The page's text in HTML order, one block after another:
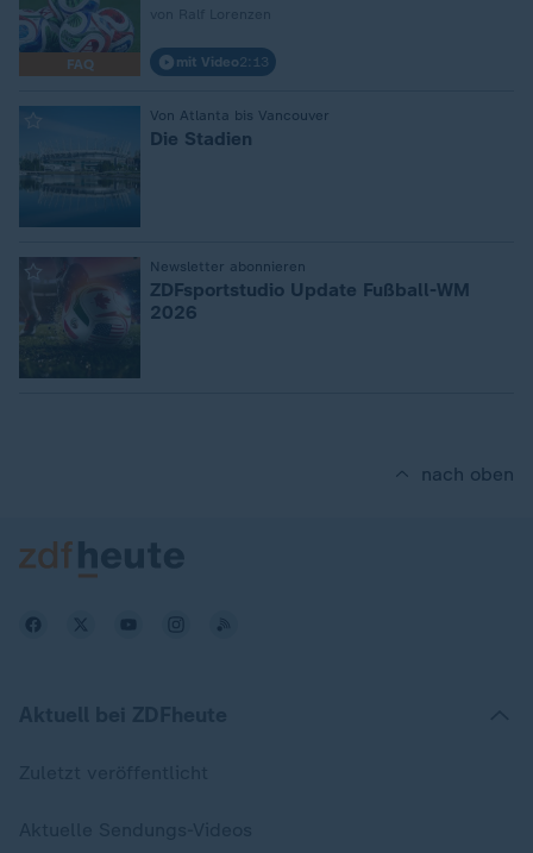
FAQ mit Video2:13
Von Atlanta bis Vancouver
Die Stadien
Newsletter abonnieren
ZDFsportstudio Update Fußball-WM
2026
nach oben